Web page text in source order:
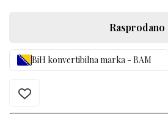
Rasprodano
BiH konvertibilna marka - BAM